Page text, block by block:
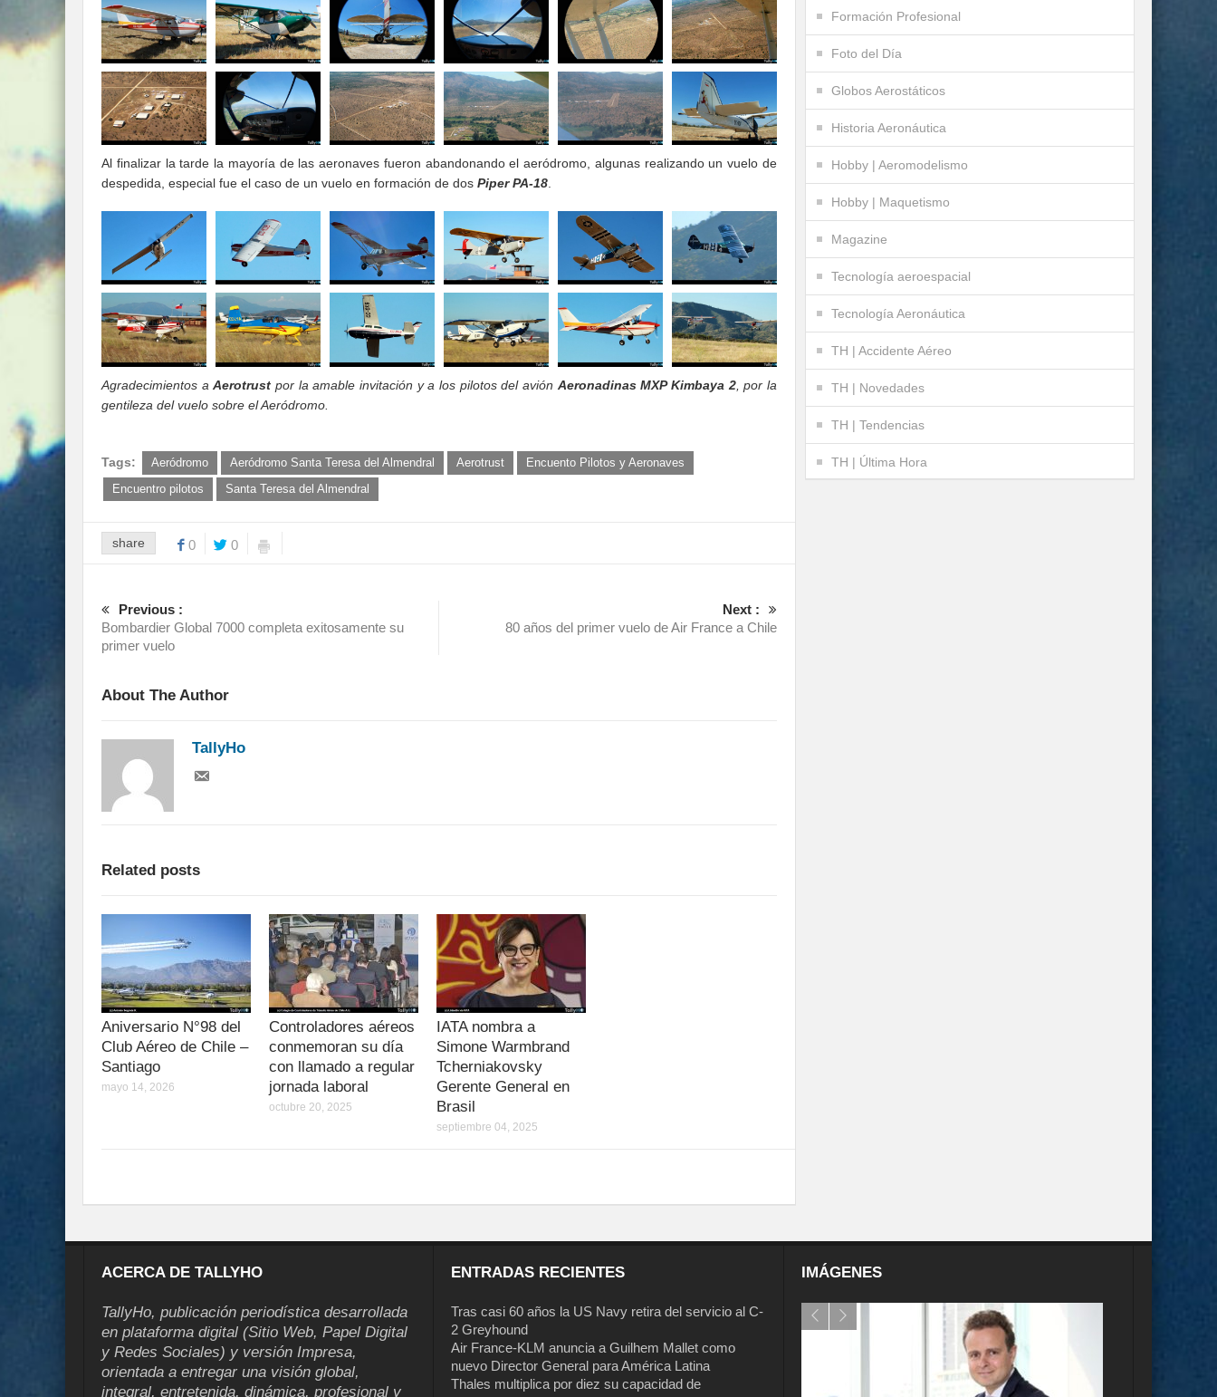
Al finalizar la tarde la mayoría de las aeronaves fueron abandonando el aeródromo, algunas realizando un vuelo de
despedida, especial fue el caso de un vuelo en formación de dos Piper PA-18.
Agradecimientos aAerotrust por la amable invitación y a los pilotos del avión Aeronadinas MXP Kimbaya 2, por la
gentileza del vuelo sobre el Aeródromo.
Tags: Aeródromo Aeródromo Santa Teresa del Almendral Aerotrust
Encuento Pilotos y Aeronaves
Encuentro pilotos
Santa Teresa del Almendral
share 0 0
Previous :
Bombardier Global 7000 completa exitosamente su
primer vuelo
Next :
80 años del primer vuelo de Air France a Chile
About The Author
TallyHo
Related posts
Aniversario N°98 del
Club Aéreo de Chile –
Santiago
mayo 14, 2026
Controladores aéreos
conmemoran su día
con llamado a regular
jornada laboral
octubre 20, 2025
IATA nombra a
Simone Warmbrand
Tcherniakovsky
Gerente General en
Brasil
septiembre 04, 2025
Formación Profesional
Foto del Día
Globos Aerostáticos
Historia Aeronáutica
Hobby | Aeromodelismo
Hobby | Maquetismo
Magazine
Tecnología aeroespacial
Tecnología Aeronáutica
TH | Accidente Aéreo
TH | Novedades
TH | Tendencias
TH | Última Hora
ACERCA DE TALLYHO
TallyHo, publicación periodística desarrollada
en plataforma digital (Sitio Web, Papel Digital
y Redes Sociales) y versión Impresa,
orientada a entregar una visión global,
integral, entretenida, dinámica, profesional y
ENTRADAS RECIENTES
Tras casi 60 años la US Navy retira del servicio al C-
2 Greyhound
Air France-KLM anuncia a Guilhem Mallet como
nuevo Director General para América Latina
Thales multiplica por diez su capacidad de
IMÁGENES